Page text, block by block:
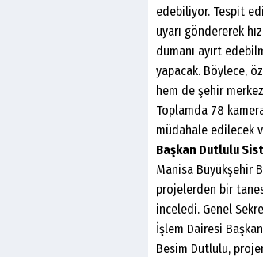
edebiliyor. Tespit
uyarı göndererek
dumanı ayırt
yapacak. Böylece,
hem de şehir
Toplamda 78
müdahale edilecek
Başkan Dutlulu
Manisa Büyükşehir
projelerden bir
inceledi. Genel
İşlem Dairesi
Besim Dutlulu,